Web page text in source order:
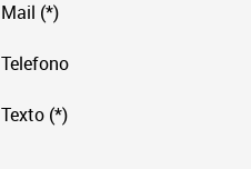
Mail (*)
Telefono
Texto (*)